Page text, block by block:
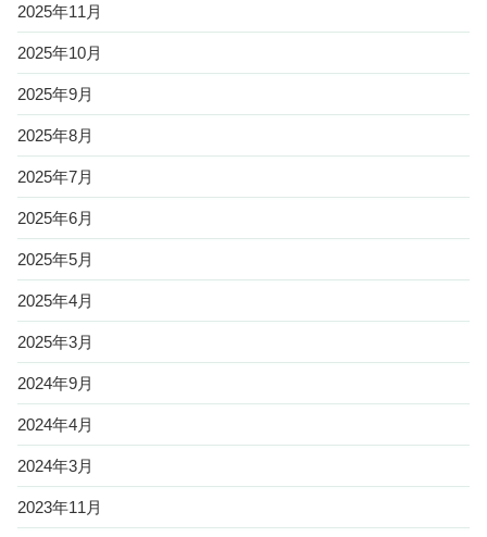
2025年11月
2025年10月
2025年9月
2025年8月
2025年7月
2025年6月
2025年5月
2025年4月
2025年3月
2024年9月
2024年4月
2024年3月
2023年11月